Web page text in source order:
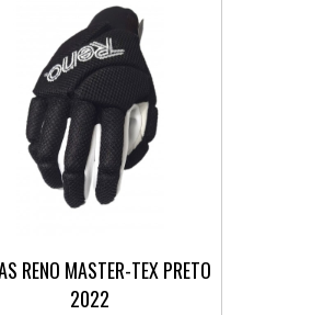
RENO MASTER-TEX PRETO
2022